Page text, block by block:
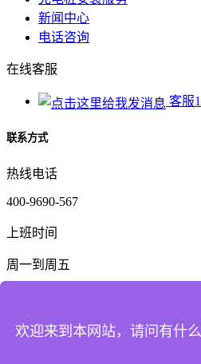
新闻中心
电话咨询
在线客服
客服1
联系方式
热线电话
400-9690-567
上班时间
周一到周五
159-6325-3782
欢迎来到本网站，请问有什么